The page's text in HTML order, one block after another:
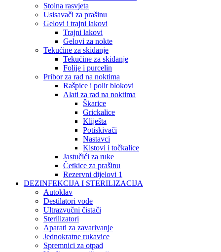
Stolna rasvjeta
Usisavači za prašinu
Gelovi i trajni lakovi
Trajni lakovi
Gelovi za nokte
Tekućine za skidanje
Tekućine za skidanje
Folije i purcelin
Pribor za rad na noktima
Rašpice i polir blokovi
Alati za rad na noktima
Škarice
Grickalice
Kliješta
Potiskivači
Nastavci
Kistovi i točkalice
Jastučići za ruke
Četkice za prašinu
Rezervni dijelovi 1
DEZINFEKCIJA I STERILIZACIJA
Autoklav
Destilatori vode
Ultrazvučni čistači
Sterilizatori
Aparati za zavarivanje
Jednokratne rukavice
Spremnici za otpad